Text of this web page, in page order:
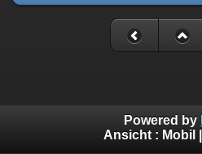
Powered by
Ansicht : Mobil